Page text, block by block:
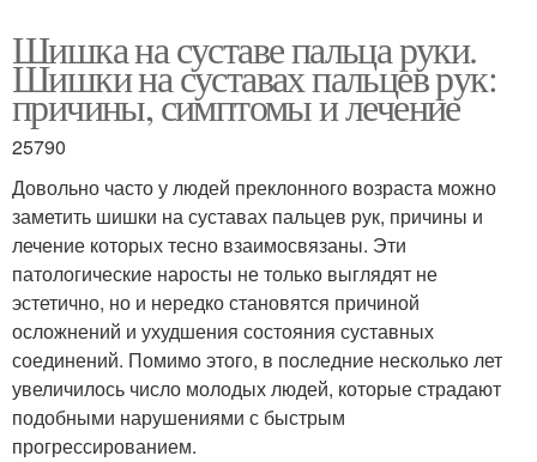
Шишка на суставе пальца руки.
Шишки на суставах пальцев рук:
причины, симптомы и лечение
25790
Довольно часто у людей преклонного возраста можно
заметить шишки на суставах пальцев рук, причины и
лечение которых тесно взаимосвязаны. Эти
патологические наросты не только выглядят не
эстетично, но и нередко становятся причиной
осложнений и ухудшения состояния суставных
соединений. Помимо этого, в последние несколько лет
увеличилось число молодых людей, которые страдают
подобными нарушениями с быстрым
прогрессированием.